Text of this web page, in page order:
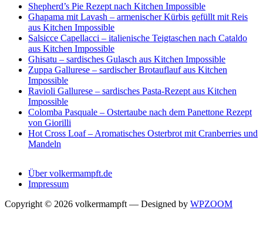
Shepherd’s Pie Rezept nach Kitchen Impossible
Ghapama mit Lavash – armenischer Kürbis gefüllt mit Reis
aus Kitchen Impossible
Salsicce Capellacci – italienische Teigtaschen nach Cataldo
aus Kitchen Impossible
Ghisatu – sardisches Gulasch aus Kitchen Impossible
Zuppa Gallurese – sardischer Brotauflauf aus Kitchen
Impossible
Ravioli Gallurese – sardisches Pasta-Rezept aus Kitchen
Impossible
Colomba Pasquale – Ostertaube nach dem Panettone Rezept
von Giorilli
Hot Cross Loaf – Aromatisches Osterbrot mit Cranberries und
Mandeln
Über volkermampft.de
Impressum
Copyright © 2026 volkermampft — Designed by WPZOOM